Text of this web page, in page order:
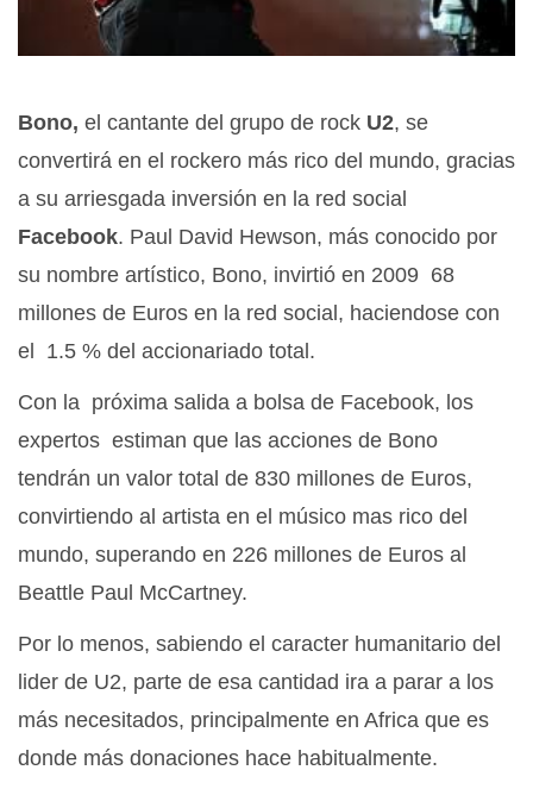
Bono, el cantante del grupo de rock U2, se
convertirá en el rockero más rico del mundo, gracias
a su arriesgada inversión en la red social
Facebook. Paul David Hewson, más conocido por
su nombre artístico, Bono, invirtió en 2009 68
millones de Euros en la red social, haciendose con
el 1.5 % del accionariado total.
Con la próxima salida a bolsa de Facebook, los
expertos estiman que las acciones de Bono
tendrán un valor total de 830 millones de Euros,
convirtiendo al artista en el músico mas rico del
mundo, superando en 226 millones de Euros al
Beattle Paul McCartney.
Por lo menos, sabiendo el caracter humanitario del
lider de U2, parte de esa cantidad ira a parar a los
más necesitados, principalmente en Africa que es
donde más donaciones hace habitualmente.